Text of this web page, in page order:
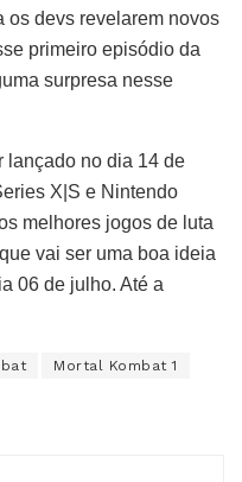
os devs revelarem novos
primeiro episódio da
surpresa nesse
lançado no dia 14 de
X|S e Nintendo
melhores jogos de luta
vai ser uma boa ideia
06 de julho. Até a
Mortal Kombat 1